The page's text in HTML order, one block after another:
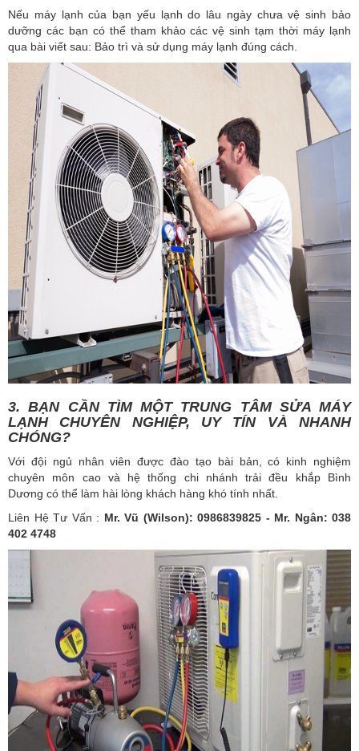
Nếu máy lạnh của bạn yếu lạnh do lâu ngày chưa vệ sinh bảo
dưỡng các bạn có thể tham khảo các vệ sinh tạm thời máy lạnh
qua bài viết sau: Bảo trì và sử dụng máy lạnh đúng cách.
3. BẠN CẦN TÌM MỘT TRUNG TÂM SỬA MÁY
LẠNH CHUYÊN NGHIỆP, UY TÍN VÀ NHANH
CHÓNG?
Với đội ngủ nhân viên được đào tạo bài bản, có kinh nghiệm
chuyên môn cao và hệ thống chi nhánh trải đều khắp Bình
Dương có thể làm hài lòng khách hàng khó tính nhất.
Liên Hệ Tư Vấn : Mr. Vũ (Wilson): 0986839825​ - Mr. Ngân: 038
402 4748